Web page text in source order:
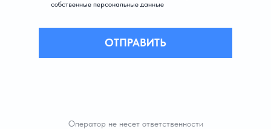
Оператор не несет ответственности
собственные персональные данные
ОТПРАВИТЬ